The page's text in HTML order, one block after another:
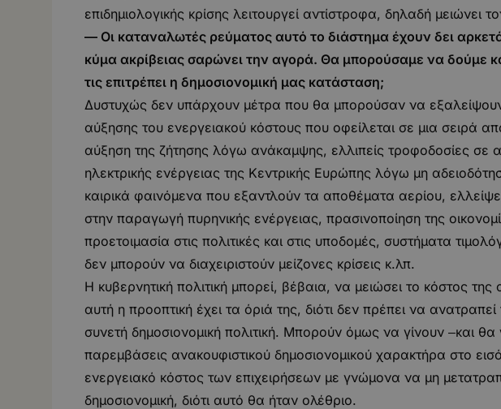
επιδημιολογικής κρίσης λειτουργεί αντίστροφα, δηλαδή μειώνει
— Οι καταναλωτές ρεύματος αυτό το διάστημα έχουν δει
κύμα ακρίβειας σαρώνει την αγορά. Θα μπορούσαμε να δούμε
τις επιτρέπει η δημοσιονομική μας κατάσταση;
Δυστυχώς δεν υπάρχουν μέτρα που θα μπορούσαν να
αύξησης του ενεργειακού κόστους που οφείλεται σε μια σειρά
αύξηση της ζήτησης λόγω ανάκαμψης, ελλιπείς τροφοδοσίες σε
ηλεκτρικής ενέργειας της Κεντρικής Ευρώπης λόγω μη
καιρικά φαινόμενα που εξαντλούν τα αποθέματα αερίου,
στην παραγωγή πυρηνικής ενέργειας, πρασινοποίηση της
προετοιμασία στις πολιτικές και στις υποδομές, συστήματα
δεν μπορούν να διαχειριστούν μείζονες κρίσεις κ.λπ.
Η κυβερνητική πολιτική μπορεί, βέβαια, να μειώσει το κόστος
αυτή η προοπτική έχει τα όριά της, διότι δεν πρέπει να
συνετή δημοσιονομική πολιτική. Μπορούν όμως να γίνουν ‒και
παρεμβάσεις ανακουφιστικού δημοσιονομικού χαρακτήρα στο
ενεργειακό κόστος των επιχειρήσεων με γνώμονα να μη
δημοσιονομική, διότι αυτό θα ήταν ολέθριο.